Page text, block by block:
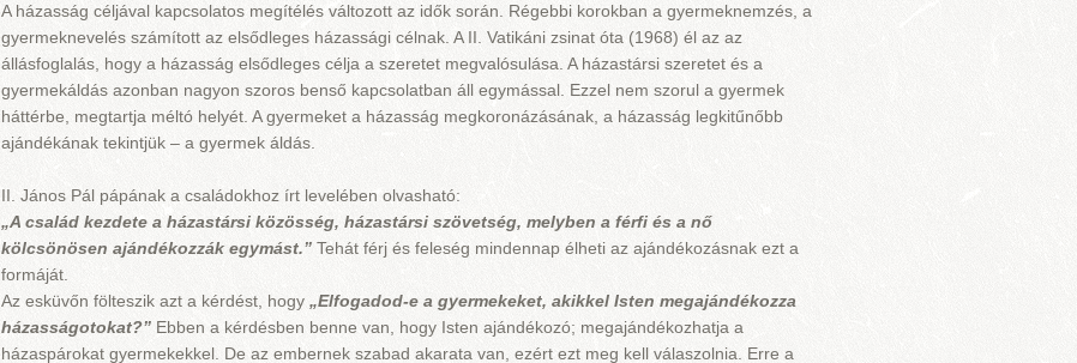
A házasság céljával kapcsolatos megítélés változott az idők során. Régebbi korokban a gyermeknemzés, a
gyermeknevelés számított az elsődleges házassági célnak. A II. Vatikáni zsinat óta (1968) él az az
állásfoglalás, hogy a házasság elsődleges célja a szeretet megvalósulása. A házastársi szeretet és a
gyermekáldás azonban nagyon szoros benső kapcsolatban áll egymással. Ezzel nem szorul a gyermek
háttérbe, megtartja méltó helyét. A gyermeket a házasság megkoronázásának, a házasság legkitűnőbb
ajándékának tekintjük – a gyermek áldás.
II. János Pál pápának a családokhoz írt levelében olvasható:
„A család kezdete a házastársi közösség, házastársi szövetség, melyben a férfi és a nő
kölcsönösen ajándékozzák egymást.” Tehát férj és feleség mindennap élheti az ajándékozásnak ezt a
formáját.
Az esküvőn fölteszik azt a kérdést, hogy „Elfogadod-e a gyermekeket, akikkel Isten megajándékozza
házasságotokat?” Ebben a kérdésben benne van, hogy Isten ajándékozó; megajándékozhatja a
házaspárokat gyermekekkel. De az embernek szabad akarata van, ezért ezt meg kell válaszolnia. Erre a